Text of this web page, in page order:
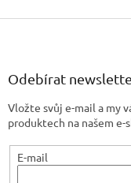
Z
Odebírat
Vložte svůj e-mail a my
produktech na našem e-
E-mail